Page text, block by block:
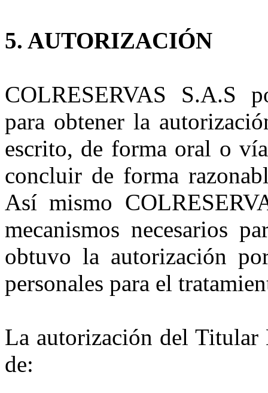
5. AUTORIZACIÓN
COLRESERVAS S.A.S
para obtener la
escrito, de forma oral o
concluir de forma
Así mismo
mecanismos necesarios
obtuvo la autorización
personales para el
La autorización del Titular
de: